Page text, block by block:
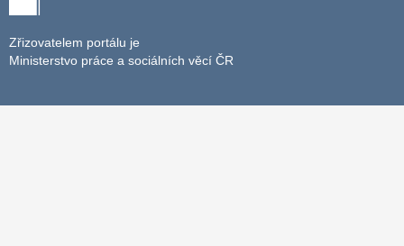
Zřizovatelem portálu je
Ministerstvo práce a sociálních věcí ČR